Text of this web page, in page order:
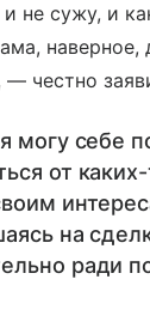
не сужу, и
наверное,
честно
могу себе
от
на
ради